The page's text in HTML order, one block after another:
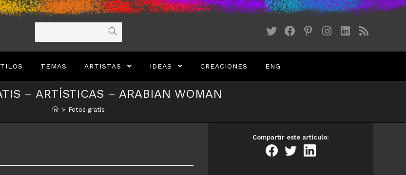
TEMAS ARTISTAS IDEAS CREACIONES ENG
– ARTÍSTICAS – ARABIAN WOMAN
> Fotos gratis
Compartir este artículo: